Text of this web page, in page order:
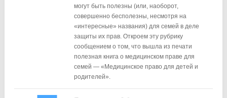
могут быть полезны (или, наоборот,
совершенно бесполезны, несмотря на
«интересные» названия) для семей в деле
защиты их прав. Откроем эту рубрику
сообщением о том, что вышла из печати
полезная книга о медицинском праве для
семей — «Медицинское право для детей и
родителей».